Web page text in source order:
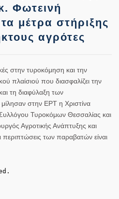
Φωτεινή
μέτρα στήριξης
αγρότες
στην τυροκόμηση και την
πλαίσιού που διασφαλίζει την
τη διαφύλαξη των
μίλησαν στην ΕΡΤ η Χριστίνα
Τυροκόμων Θεσσαλίας και
Αγροτικής Ανάπτυξης και
των παραβατών είναι